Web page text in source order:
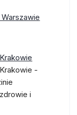
-
i